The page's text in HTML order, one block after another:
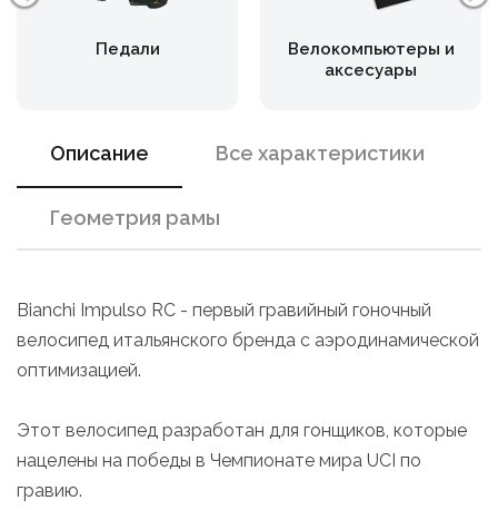
Педали
Велокомпьютеры и
аксесуары
Описание Все характеристики
Геометрия рамы
Bianchi Impulso RC - первый гравийный гоночный
велосипед итальянского бренда с аэродинамической
оптимизацией.
Этот велосипед разработан для гонщиков, которые
нацелены на победы в Чемпионате мира UCI по
гравию.